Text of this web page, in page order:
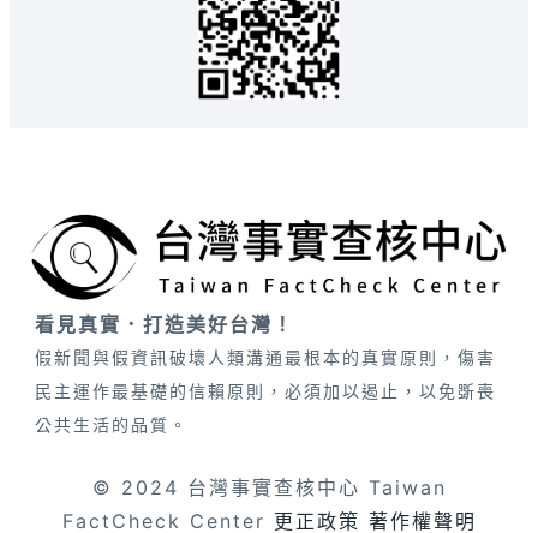
看見真實．打造美好台灣！
假新聞與假資訊破壞人類溝通最根本的真實原則，傷害
民主運作最基礎的信賴原則，必須加以遏止，以免斲喪
公共生活的品質。
© 2024 台灣事實查核中心 Taiwan
FactCheck Center 更正政策 著作權聲明